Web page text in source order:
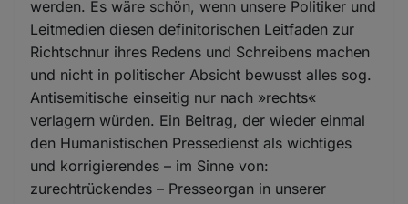
werden. Es wäre schön, wenn unsere Politiker und
Leitmedien diesen definitorischen Leitfaden zur
Richtschnur ihres Redens und Schreibens machen
und nicht in politischer Absicht bewusst alles sog.
Antisemitische einseitig nur nach »rechts«
verlagern würden. Ein Beitrag, der wieder einmal
den Humanistischen Pressedienst als wichtiges
und korrigierendes – im Sinne von:
zurechtrückendes – Presseorgan in unserer